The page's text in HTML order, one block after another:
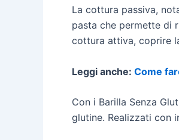
La cottura passiva,
pasta che permette di
cottura attiva, coprire
Leggi anche: Come
Con i Barilla Senza
glutine. Realizzati con